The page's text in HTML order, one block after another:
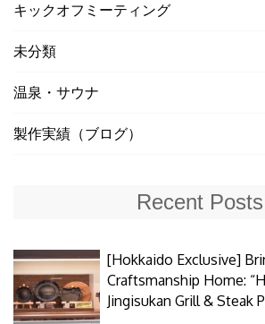
キックオフミーティング
未分類
温泉・サウナ
製作実績（ブログ）
Recent Posts
[Hokkaido Exclusive]
Craftsmanship Home:
Jingisukan Grill & Steak